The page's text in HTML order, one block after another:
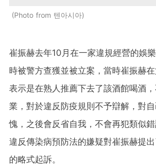
Photo from 텐아시아
崔振赫去年10月在一家違規經營的娛
時被警方查獲並被立案，當時崔振赫在
表示是在熟人推薦下去了該酒館喝酒
業，對於違反防疫規則不予辯解，對
愧，之後會反省自我，不會再犯類似
違反傳染病預防法的嫌疑對崔振赫提
的略式起訴。